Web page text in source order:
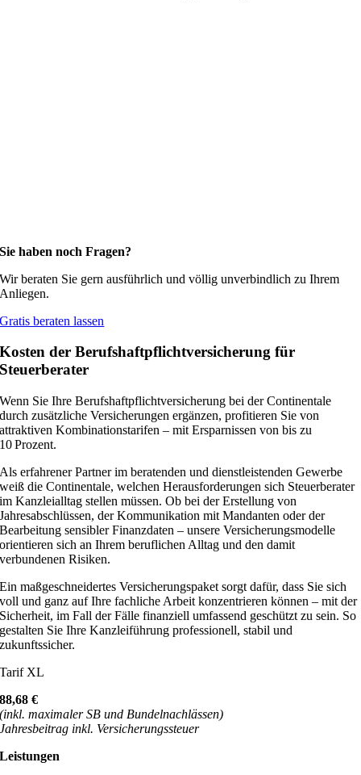
Sie haben noch Fragen?
Wir beraten Sie gern ausführlich und völlig unverbindlich zu Ihrem
Anliegen.
Gratis beraten lassen
Kosten der Berufshaftpflichtversicherung für
Steuerberater
Wenn Sie Ihre Berufshaftpflichtversicherung bei der Continentale
durch zusätzliche Versicherungen ergänzen, profitieren Sie von
attraktiven Kombinationstarifen – mit Ersparnissen von bis zu
10 Prozent.
Als erfahrener Partner im beratenden und dienstleistenden Gewerbe
weiß die Continentale, welchen Herausforderungen sich Steuerberater
im Kanzleialltag stellen müssen. Ob bei der Erstellung von
Jahresabschlüssen, der Kommunikation mit Mandanten oder der
Bearbeitung sensibler Finanzdaten – unsere Versicherungsmodelle
orientieren sich an Ihrem beruflichen Alltag und den damit
verbundenen Risiken.
Ein maßgeschneidertes Versicherungspaket sorgt dafür, dass Sie sich
voll und ganz auf Ihre fachliche Arbeit konzentrieren können – mit der
Sicherheit, im Fall der Fälle finanziell umfassend geschützt zu sein. So
gestalten Sie Ihre Kanzleiführung professionell, stabil und
zukunftssicher.
Tarif XL
88,68 €
(inkl. maximaler SB und Bundelnachlässen)
Jahresbeitrag inkl. Versicherungssteuer
Leistungen